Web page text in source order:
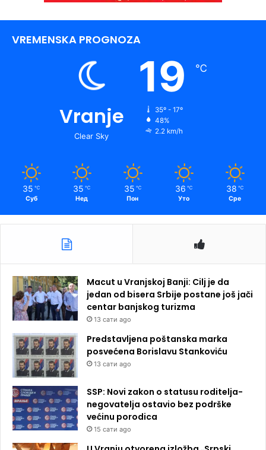
VREMENSKA PROGNOZA
Vranje
Clear Sky
19 ℃
35º - 17º
48%
2.2 km/h
35 ℃
Суб
35 ℃
Нед
35 ℃
Пон
36 ℃
Уто
38 ℃
Сре
Macut u Vranjskoj Banji: Cilj je da
jedan od bisera Srbije postane još jači
centar banjskog turizma
13 сати ago
Predstavljena poštanska marka
posvećena Borislavu Stankoviću
13 сати ago
SSP: Novi zakon o statusu roditelja-
negovatelja ostavio bez podrške
većinu porodica
15 сати ago